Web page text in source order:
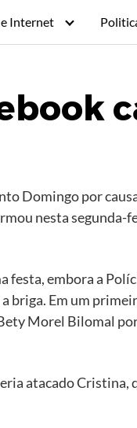
Internet
Domingo por
nesta segunda-
festa, embora a
briga. Em um
Morel Bilomal
atacado